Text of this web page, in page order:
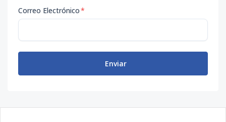
Correo Electrónico*
Enviar